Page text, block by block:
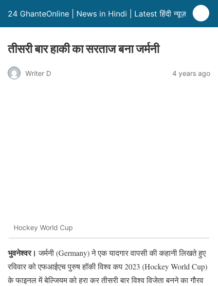
24 GhanteOnline | News in Hindi | Latest हिंदी न्यूज़
तीसरी बार हाकी का सरताज बना जर्मनी
Writer D 4 years ago
Hockey World Cup
भुवनेश्वर। जर्मनी (Germany) ने एक यादगार वापसी की कहानी लिखते हुए
रविवार को एफआईएच पुरुष हॉकी विश्व कप 2023 (Hockey World Cup)
के फाइनल में बेल्जियम को हरा कर तीसरी बार विश्व विजेता बनने का गौरव